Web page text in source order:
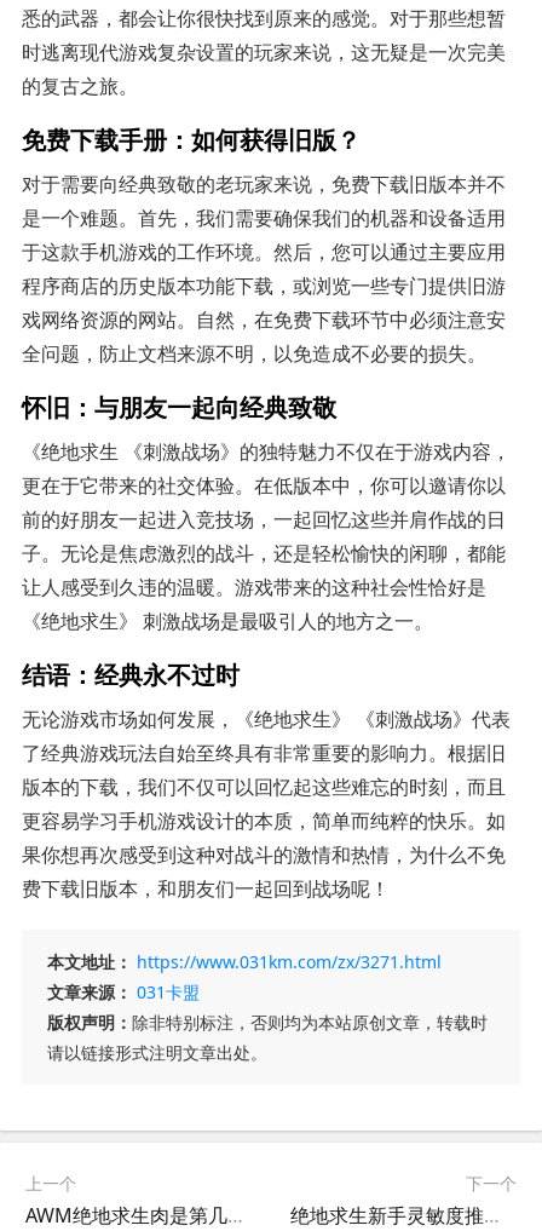
悉的武器，都会让你很快找到原来的感觉。对于那些想暂
时逃离现代游戏复杂设置的玩家来说，这无疑是一次完美
的复古之旅。
免费下载手册：如何获得旧版？
对于需要向经典致敬的老玩家来说，免费下载旧版本并不
是一个难题。首先，我们需要确保我们的机器和设备适用
于这款手机游戏的工作环境。然后，您可以通过主要应用
程序商店的历史版本功能下载，或浏览一些专门提供旧游
戏网络资源的网站。自然，在免费下载环节中必须注意安
全问题，防止文档来源不明，以免造成不必要的损失。
怀旧：与朋友一起向经典致敬
《绝地求生 《刺激战场》的独特魅力不仅在于游戏内容，
更在于它带来的社交体验。在低版本中，你可以邀请你以
前的好朋友一起进入竞技场，一起回忆这些并肩作战的日
子。无论是焦虑激烈的战斗，还是轻松愉快的闲聊，都能
让人感受到久违的温暖。游戏带来的这种社会性恰好是
《绝地求生》 刺激战场是最吸引人的地方之一。
结语：经典永不过时
无论游戏市场如何发展，《绝地求生》 《刺激战场》代表
了经典游戏玩法自始至终具有非常重要的影响力。根据旧
版本的下载，我们不仅可以回忆起这些难忘的时刻，而且
更容易学习手机游戏设计的本质，简单而纯粹的快乐。如
果你想再次感受到这种对战斗的激情和热情，为什么不免
费下载旧版本，和朋友们一起回到战场呢！
本文地址： https://www.031km.com/zx/3271.html
文章来源： 031卡盟
版权声明： 除非特别标注，否则均为本站原创文章，转载时
请以链接形式注明文章出处。
上一个
AWM绝地求生肉是第几章？全面解析游戏章节-AWM在绝地求生中出现的具体章节详解
下一个
绝地求生新手灵敏度推荐-绝地求生新手如何设置鼠标灵敏度